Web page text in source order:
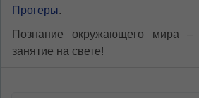
Прогеры.
Познание окружающего мира –
занятие на свете!